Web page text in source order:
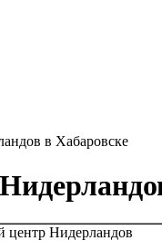
в Хабаровске
центр Нидерландов